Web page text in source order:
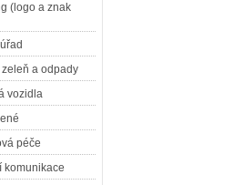
(logo a znak
zeleň a odpady
vozidla
péče
komunikace